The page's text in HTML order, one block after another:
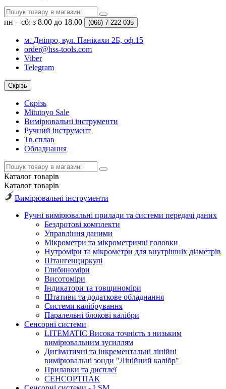
пн – сб: з 8.00 до 18.00 (066) 7-222-035
м. Дніпро, вул. Панікахи 2Б, оф.15
order@hss-tools.com
Viber
Telegram
Скрізь
Скрізь
Mitutoyo Sale
Вимірювальні інструменти
Ручний інструмент
Тв.сплав
Обладнання
Каталог товарів
Каталог товарів
Вимірювальні інструменти
Ручні вимірювальні прилади та системи передачі даних
Бездротові комплекти
Управління даними
Мікрометри та мікрометричні головки
Нутроміри та мікрометри для внутрішніх діаметрів
Штангенциркулі
Глибиноміри
Висотоміри
Індикатори та товщиноміри
Штативи та додаткове обладнання
Системи калібрування
Паралельні блокові калібри
Сенсорні системи
LITEMATIC Висока точність з низьким
вимірювальним зусиллям
Дигіматичні та інкрементальні лінійні
вимірювальні зонди "Лінійний калібр"
Прилавки та дисплеї
СЕНСОРТПАК